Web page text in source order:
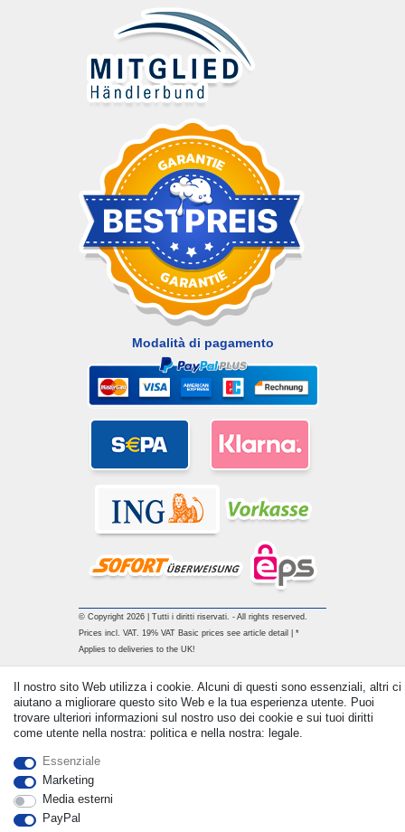
Modalità di pagamento
© Copyright 2026 | Tutti i diritti riservati. - All rights reserved.
Prices incl. VAT. 19% VAT Basic prices see article detail | *
Applies to deliveries to the UK!
Il nostro sito Web utilizza i cookie. Alcuni di questi sono essenziali, altri ci
aiutano a migliorare questo sito Web e la tua esperienza utente. Puoi
trovare ulteriori informazioni sul nostro uso dei cookie e sui tuoi diritti
come utente nella nostra: politica e nella nostra: legale.
Essenziale
Marketing
Media esterni
PayPal
Withdraw from contract here Contatto